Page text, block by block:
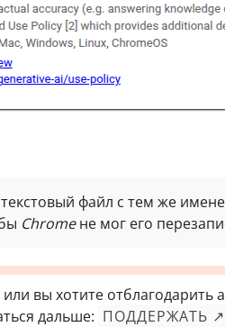
текстовый файл с тем же
Chromeне мог его
вы хотите отблагодарить
дальше: ПОДДЕРЖАТЬ ↗